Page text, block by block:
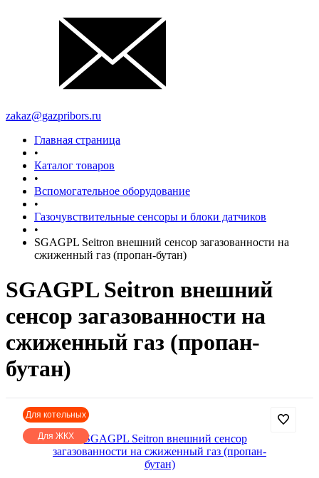
zakaz@gazpribors.ru
Главная страница
•
Каталог товаров
•
Вспомогательное оборудование
•
Газочувствительные сенсоры и блоки датчиков
•
SGAGPL Seitron внешний сенсор загазованности на
сжиженный газ (пропан-бутан)
SGAGPL Seitron внешний
сенсор загазованности на
сжиженный газ (пропан-
бутан)
Для котельных
Для ЖКХ